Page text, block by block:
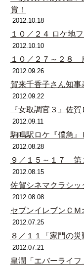
賞！
2012.10.18
１０／２４ ロケ地
2012.10.10
１０／２７～２８
2012.09.26
賀来千香子さん知事
2012.09.22
『女取調官３』佐賀
2012.09.11
駒鳴駅ロケ『僕急』
2012.08.28
９／１５～１７ 第
2012.08.15
佐賀シネマクラシッ
2012.08.08
セブンイレブンＣＭ
2012.07.25
８／１１「家門の
2012.07.21
皇潤「エバーライフ